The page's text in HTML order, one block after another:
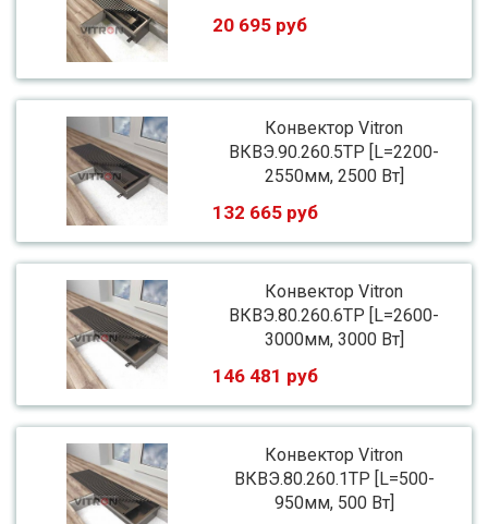
20 695 руб
Конвектор Vitron
ВКВЭ.90.260.5ТР [L=2200-
2550мм, 2500 Вт]
132 665 руб
Конвектор Vitron
ВКВЭ.80.260.6ТР [L=2600-
3000мм, 3000 Вт]
146 481 руб
Конвектор Vitron
ВКВЭ.80.260.1ТР [L=500-
950мм, 500 Вт]